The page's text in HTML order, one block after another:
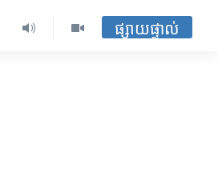
ផ្សាយផ្ទាល់